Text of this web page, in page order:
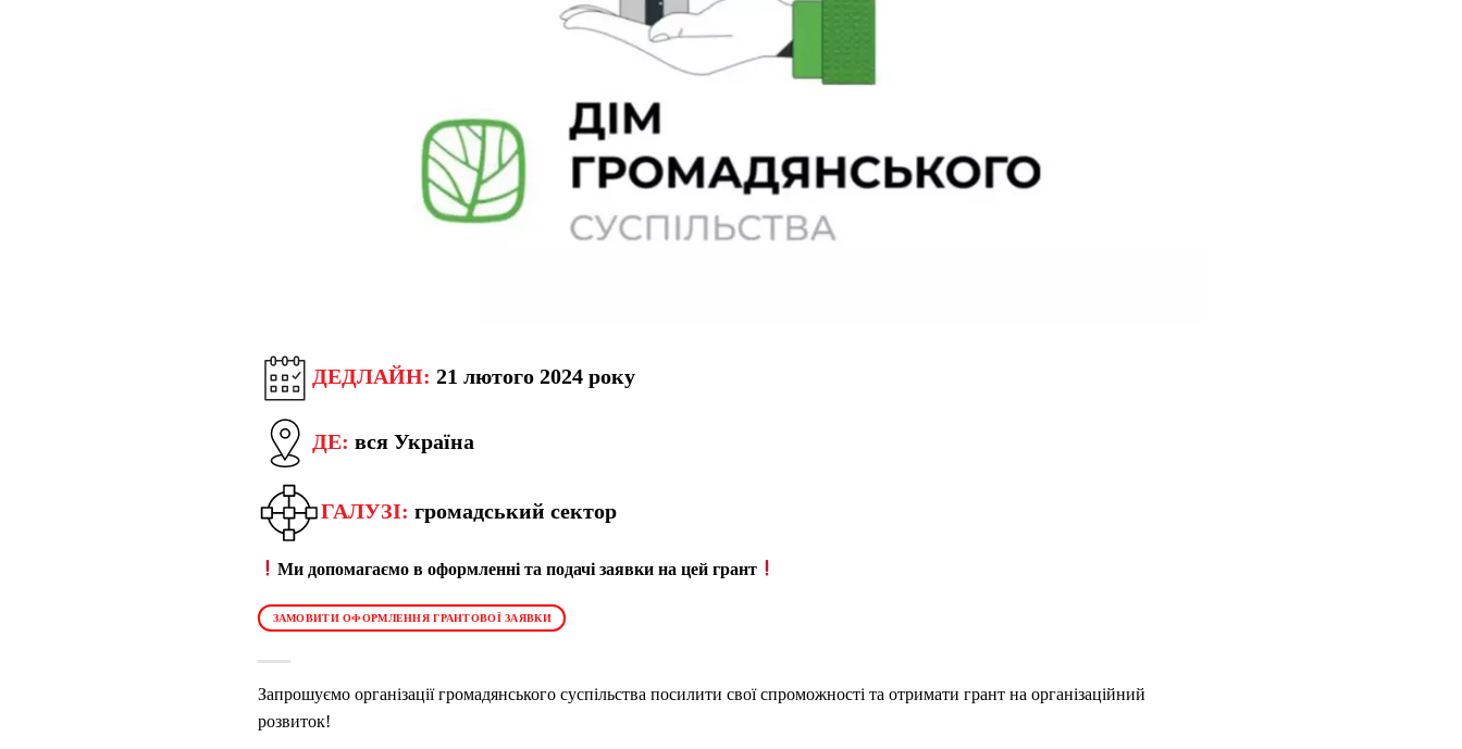
ДЕДЛАЙН: 21 лютого 2024 року
ДЕ: вся Україна
ГАЛУЗІ: громадський сектор
Ми допомагаємо в оформленні та подачі заявки на цей грант
ЗАМОВИТИ ОФОРМЛЕННЯ ГРАНТОВОЇ ЗАЯВКИ
Запрошуємо організації громадянського суспільства посилити свої спроможності та отримати грант на організаційний
розвиток!